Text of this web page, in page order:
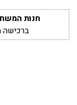
חנות
ברכישה מעל 250₪ שליח